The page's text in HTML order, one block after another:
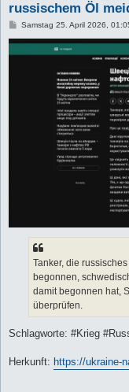
russischem Öl
B
i
Samstag 25. April 2026,
Tanker, die
begonnen,
damit begonnen hat,
überprüfen.
Schlagworte: #Krieg
Herkunft: https://ukraine-